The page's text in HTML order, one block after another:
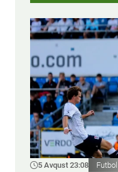
5 Avqust 23:08 Futbol